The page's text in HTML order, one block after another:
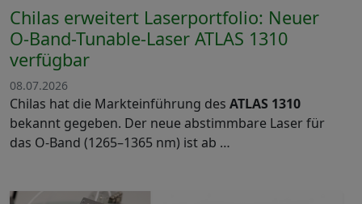
Chilas erweitert Laserportfolio: Neuer
O-Band-Tunable-Laser ATLAS 1310
verfügbar
08.07.2026
Chilas hat die Markteinführung des ATLAS 1310
bekannt gegeben. Der neue abstimmbare Laser für
das O-Band (1265–1365 nm) ist ab …